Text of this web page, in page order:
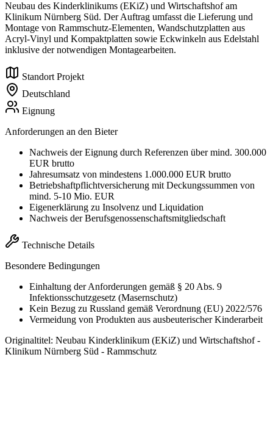
Neubau des Kinderklinikums (EKiZ) und Wirtschaftshof am
Klinikum Nürnberg Süd. Der Auftrag umfasst die Lieferung und
Montage von Rammschutz-Elementen, Wandschutzplatten aus
Acryl-Vinyl und Kompaktplatten sowie Eckwinkeln aus Edelstahl
inklusive der notwendigen Montagearbeiten.
Standort Projekt
Deutschland
Eignung
Anforderungen an den Bieter
Nachweis der Eignung durch Referenzen über mind. 300.000
EUR brutto
Jahresumsatz von mindestens 1.000.000 EUR brutto
Betriebshaftpflichtversicherung mit Deckungssummen von
mind. 5-10 Mio. EUR
Eigenerklärung zu Insolvenz und Liquidation
Nachweis der Berufsgenossenschaftsmitgliedschaft
Technische Details
Besondere Bedingungen
Einhaltung der Anforderungen gemäß § 20 Abs. 9
Infektionsschutzgesetz (Masernschutz)
Kein Bezug zu Russland gemäß Verordnung (EU) 2022/576
Vermeidung von Produkten aus ausbeuterischer Kinderarbeit
Originaltitel: Neubau Kinderklinikum (EKiZ) und Wirtschaftshof -
Klinikum Nürnberg Süd - Rammschutz